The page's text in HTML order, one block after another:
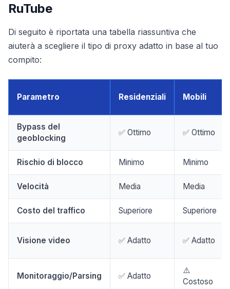
RuTube
Di seguito è riportata una tabella riassuntiva che
aiuterà a scegliere il tipo di proxy adatto in base al tuo
compito:
Parametro Residenziali Mobili
Bypass del
geoblocking
✅ Ottimo ✅ Ottimo
Rischio di blocco Minimo Minimo
Velocità Media Media
Costo del traffico Superiore Superiore
Visione video ✅ Adatto ✅ Adatto
Monitoraggio/Parsing ✅ Adatto
⚠️
Costoso